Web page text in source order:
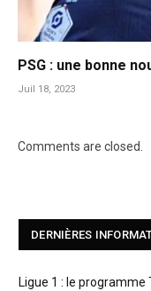
PSG : une bonne
Juil 18, 2023
Comments are closed.
DERNIÈRES
Ligue 1 : le programme